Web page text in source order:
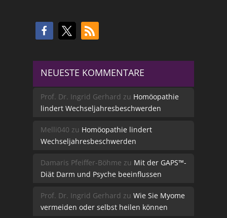
NEUESTE KOMMENTARE
Prof. Dr. Ingrid Gerhard zu Homöopathie
lindert Wechseljahresbeschwerden
Melli040 zu Homöopathie lindert
Wechseljahresbeschwerden
Damaris Pfeiffer-Böhme zu Mit der GAPS™-
Diät Darm und Psyche beeinflussen
Prof. Dr. Ingrid Gerhard zu Wie Sie Myome
vermeiden oder selbst heilen können